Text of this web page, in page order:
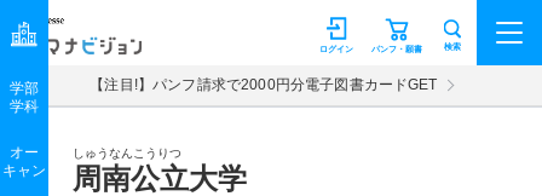
マナビジョン パンフ・願書
ログイン 検索
【注目!】パンフ請求で2000円分電子図書カードGET
しゅうなんこうりつ
周南公立大学
学部
学科
オー
キャン